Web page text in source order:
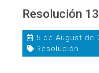
Resolución
5 de August de
Resolución